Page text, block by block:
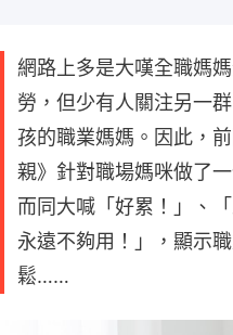
網路上多是大嘆全職媽
勞，但少有人關注另一
孩的職業媽媽。因此，
親》針對職場媽咪做了
而同大喊「好累！」、
永遠不夠用！」，顯示
鬆……